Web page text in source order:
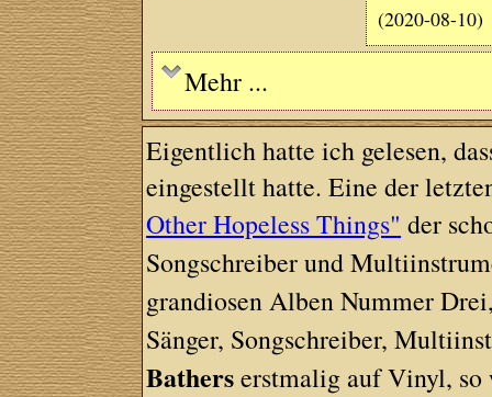
(2020-08-10)
Mehr ...
Eigentlich hatte ich gelesen,
eingestellt hatte. Eine der
Other Hopeless Things" der
Songschreiber und
grandiosen Alben Nummer
Sänger, Songschreiber,
Batherserstmalig auf Vinyl, so